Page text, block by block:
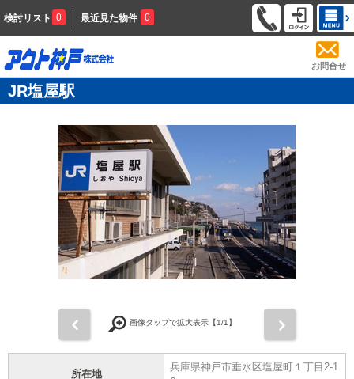
検討リスト 0 最近見た物件 0
お問合せ
JR塩屋駅
画像タップで拡大表示【1/1】
所在地
兵庫県神戸市垂水区塩屋町１丁目2-1